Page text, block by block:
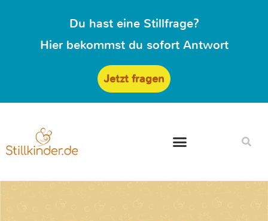
Du hast eine Stillfrage?
Hier bekommst du sofort Antwort
Jetzt fragen